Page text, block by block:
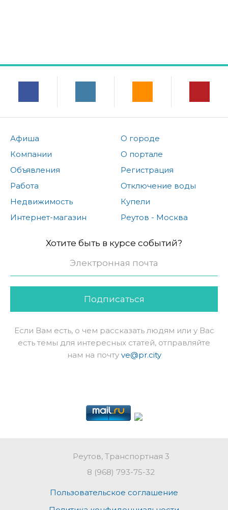
Афиша
Компании
Объявления
Работа
Недвижимость
Интернет-магазин
О городе
О портале
Регистрация
Отключение воды
Купели
Реутов - Москва
Хотите быть в курсе событий?
Подписаться
Если Вам есть, о чем рассказать людям или у Вас
есть темы для интересных статей, отправляйте
нам на почту ve@pr.city
Реутов, Транспортная 3
8 (968) 793-75-32
Пользовательское соглашение